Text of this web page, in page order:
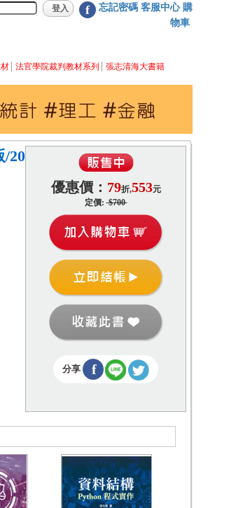
f 忘記密碼 客服中心 購
物車
法官學院裁判教材系列 張志清海大書籍
/20
優惠價： 79折,553元
定價:$700
分享 f